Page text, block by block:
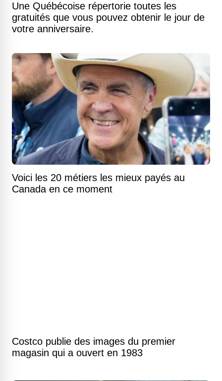
Une Québécoise répertorie toutes les
gratuités que vous pouvez obtenir le jour de
votre anniversaire.
Voici les 20 métiers les mieux payés au
Canada en ce moment
Costco publie des images du premier
magasin qui a ouvert en 1983